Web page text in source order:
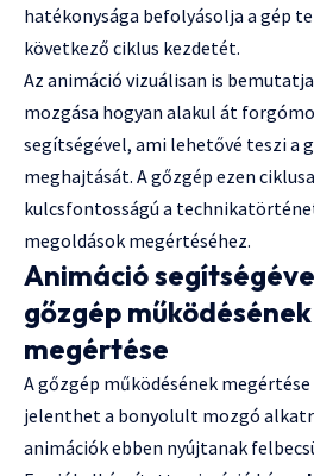
hatékonysága befolyásolja a gép
következő ciklus kezdetét.
Az animáció vizuálisan is
mozgása hogyan alakul át
segítségével, ami lehetővé teszi a
meghajtását. A gőzgép ezen
kulcsfontosságú a
megoldások megértéséhez.
Animáció
gőzgép
megértése
A gőzgép működésének
jelenthet a bonyolult mozgó
animációk ebben nyújtanak